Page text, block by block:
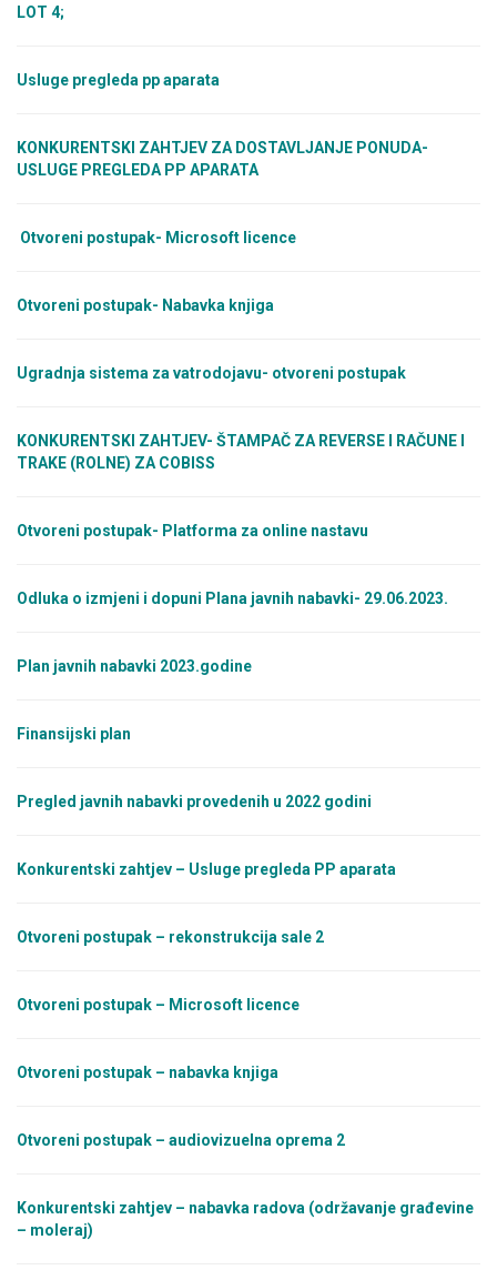
LOT 4;
Usluge pregleda pp aparata
KONKURENTSKI ZAHTJEV ZA DOSTAVLJANJE PONUDA-
USLUGE PREGLEDA PP APARATA
Otvoreni postupak- Microsoft licence
Otvoreni postupak- Nabavka knjiga
Ugradnja sistema za vatrodojavu- otvoreni postupak
KONKURENTSKI ZAHTJEV- ŠTAMPAČ ZA REVERSE I RAČUNE I
TRAKE (ROLNE) ZA COBISS
Otvoreni postupak- Platforma za online nastavu
Odluka o izmjeni i dopuni Plana javnih nabavki- 29.06.2023.
Plan javnih nabavki 2023.godine
Finansijski plan
Pregled javnih nabavki provedenih u 2022 godini
Konkurentski zahtjev – Usluge pregleda PP aparata
Otvoreni postupak – rekonstrukcija sale 2
Otvoreni postupak – Microsoft licence
Otvoreni postupak – nabavka knjiga
Otvoreni postupak – audiovizuelna oprema 2
Konkurentski zahtjev – nabavka radova (održavanje građevine
– moleraj)